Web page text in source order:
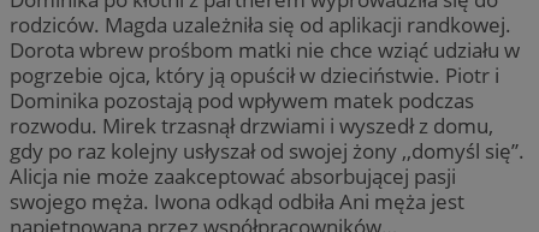
rodziców. Magda uzależniła się od aplikacji randkowej.
Dorota wbrew prośbom matki nie chce wziąć udziału w
pogrzebie ojca, który ją opuścił w dzieciństwie. Piotr i
Dominika pozostają pod wpływem matek podczas
rozwodu. Mirek trzasnął drzwiami i wyszedł z domu,
gdy po raz kolejny usłyszał od swojej żony ,,domyśl się”.
Alicja nie może zaakceptować absorbującej pasji
swojego męża. Iwona odkąd odbiła Ani męża jest